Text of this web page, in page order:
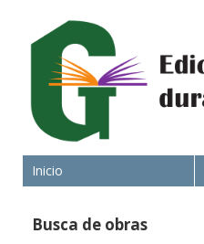
Inicio
Busca de obras